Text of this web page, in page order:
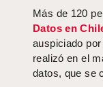
Más de 120
Datos en
auspiciado
realizó en el
datos, que se